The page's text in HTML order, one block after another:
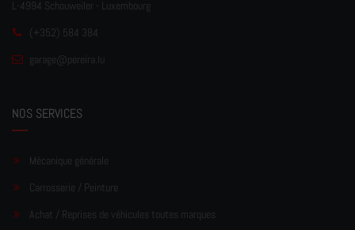
L-4994 Schouweiler - Luxembourg
(+352) 584 384
garage@pereira.lu
NOS SERVICES
Mécanique générale
Carrosserie / Peinture
Achat / Reprises de véhicules toutes marques